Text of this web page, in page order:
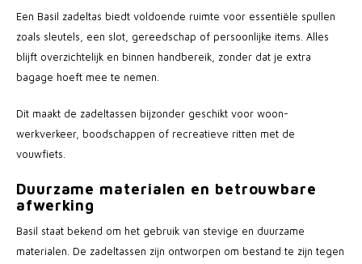
Een Basil zadeltas biedt voldoende ruimte voor essentiële spullen
zoals sleutels, een slot, gereedschap of persoonlijke items. Alles
blijft overzichtelijk en binnen handbereik, zonder dat je extra
bagage hoeft mee te nemen.
Dit maakt de zadeltassen bijzonder geschikt voor woon-
werkverkeer, boodschappen of recreatieve ritten met de
vouwfiets.
Duurzame materialen en betrouwbare
afwerking
Basil staat bekend om het gebruik van stevige en duurzame
materialen. De zadeltassen zijn ontworpen om bestand te zijn tegen